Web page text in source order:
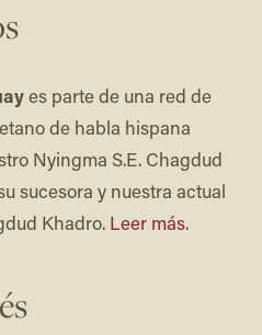
es parte de una red de
de habla hispana
Nyingma S.E. Chagdud
sucesora y nuestra actual
Khadro. Leer más.